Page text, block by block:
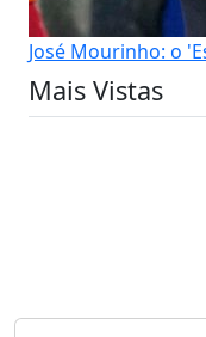
José Mourinho: o
Mais Vistas